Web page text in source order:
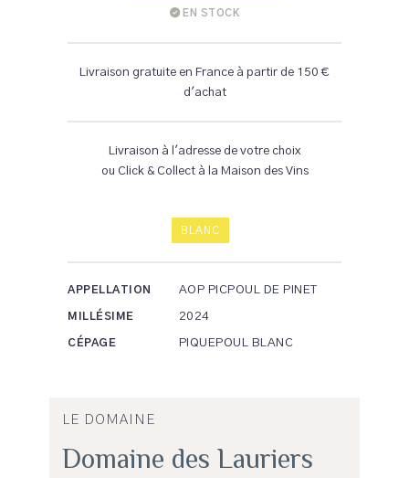
EN STOCK
Livraison gratuite en France à partir de 150 €
d'achat
Livraison à l'adresse de votre choix
ou Click & Collect à la Maison des Vins
BLANC
APPELLATION AOP PICPOUL DE PINET
MILLÉSIME 2024
CÉPAGE PIQUEPOUL BLANC
LE DOMAINE
Domaine des Lauriers